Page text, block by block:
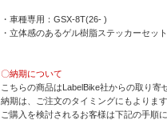
・車種専用：GSX-8T(26- )
・立体感のあるゲル樹脂ステッカーセット
〇納期について
こちらの商品はLabelBike社からの取り寄
納期は、ご注文のタイミングにもよりま
ご購入を検討されるお客様は下記の手順